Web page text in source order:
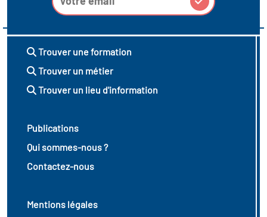
Trouver une formation
Trouver un métier
Trouver un lieu d'information
Publications
Qui sommes-nous ?
Contactez-nous
Mentions légales